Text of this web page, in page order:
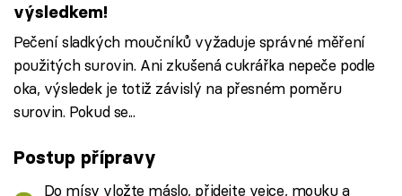
výsledkem!
Pečení sladkých moučníků vyžaduje správné měření
použitých surovin. Ani zkušená cukrářka nepeče podle
oka, výsledek je totiž závislý na přesném poměru
surovin. Pokud se...
Postup přípravy
Do mísy vložte máslo, přidejte vejce, mouku a